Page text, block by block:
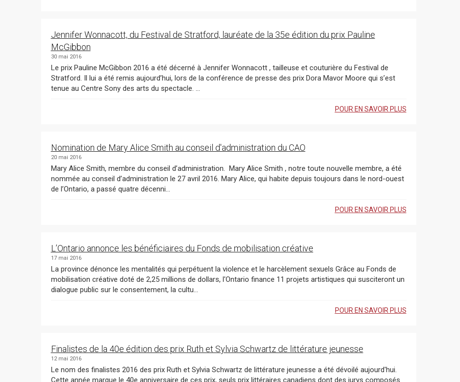
Jennifer Wonnacott, du Festival de Stratford, lauréate de la 35e édition du prix Pauline
McGibbon
30 mai 2016
Le prix Pauline McGibbon 2016 a été décerné à Jennifer Wonnacott , tailleuse et couturière du Festival de
Stratford. Il lui a été remis aujourd’hui, lors de la conférence de presse des prix Dora Mavor Moore qui s’est
tenue au Centre Sony des arts du spectacle. ...
POUR EN SAVOIR PLUS
Nomination de Mary Alice Smith au conseil d'administration du CAO
20 mai 2016
Mary Alice Smith, membre du conseil d’administration. ​ Mary Alice Smith , notre toute nouvelle membre, a été
nommée au conseil d’administration le 27 avril 2016. Mary Alice, qui habite depuis toujours dans le nord-ouest
de l’Ontario, a passé quatre décenni...
POUR EN SAVOIR PLUS
L’Ontario annonce les bénéficiaires du Fonds de mobilisation créative
17 mai 2016
La province dénonce les mentalités qui perpétuent la violence et le harcèlement sexuels Grâce au Fonds de
mobilisation créative doté de 2,25 millions de dollars, l'Ontario finance 11 projets artistiques qui susciteront un
dialogue public sur le consentement, la cultu...
POUR EN SAVOIR PLUS
Finalistes de la 40e édition des prix Ruth et Sylvia Schwartz de littérature jeunesse
12 mai 2016
Le nom des finalistes 2016 des prix Ruth et Sylvia Schwartz de littérature jeunesse a été dévoilé aujourd'hui.
Cette année marque le 40e anniversaire de ces prix, seuls prix littéraires canadiens dont des jurys composés